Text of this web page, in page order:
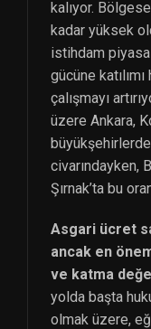
kalıyor.
kadar yüksek
istihdam
gücüne
çalışmayı
üzere Ankara,
civarındayken,
Şırnak’ta bu
Asgari ücret
ancak en
ve katma
yolda başta
olmak üzere,